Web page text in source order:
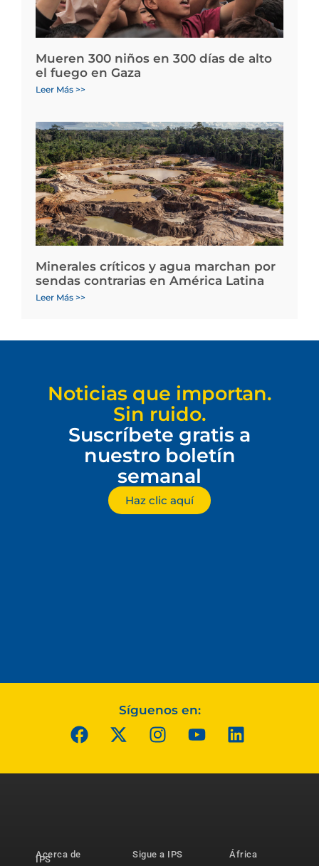
Mueren 300 niños en 300 días de alto
el fuego en Gaza
Leer Más >>
Minerales críticos y agua marchan por
sendas contrarias en América Latina
Leer Más >>
Noticias que importan.
Sin ruido.
Suscríbete gratis a
nuestro boletín
semanal
Haz clic aquí
Síguenos en:
Acerca de
IPS Sigue a IPS África